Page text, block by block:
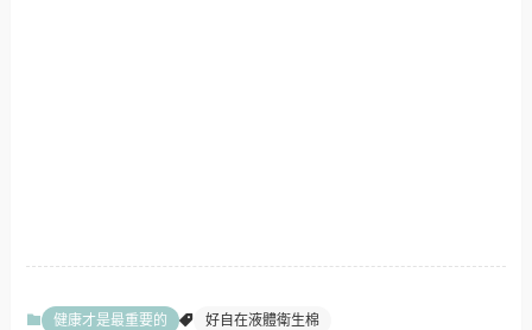
健康才是最重要的 好自在液體衛生棉